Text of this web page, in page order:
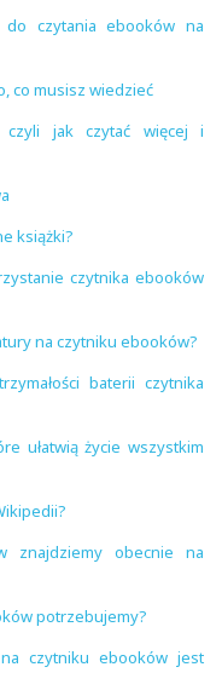
do czytania ebooków na
co musisz wiedzieć
czyli jak czytać więcej i
książki?
czytnika ebooków
na czytniku ebooków?
baterii czytnika
ułatwią życie wszystkim
znajdziemy obecnie na
potrzebujemy?
czytniku ebooków jest